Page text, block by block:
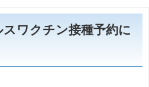
ワクチン接種予約に